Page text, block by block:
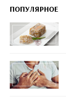
ПОПУЛЯРНОЕ